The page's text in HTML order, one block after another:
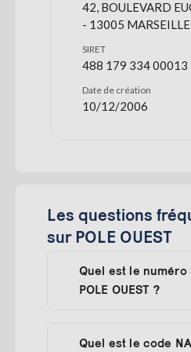
42, BOULEVARD
- 13005
SIRET
488 179 334 00013
Date de création
10/12/2006
Les questions
sur POLE OUEST
Quel est le numéro
POLE OUEST ?
Quel est le code